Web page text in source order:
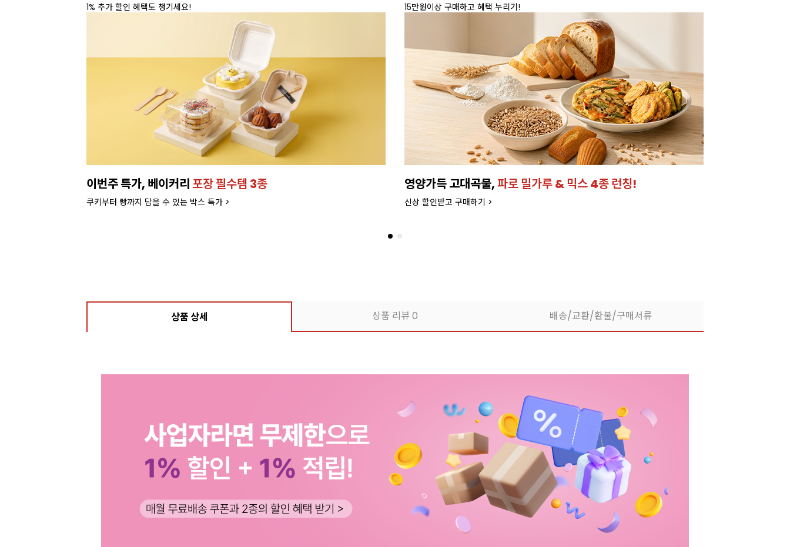
1% 추가 할인 혜택도 챙기세요! 15만원이상 구매하고 혜택 누리기!
이번주 특가, 베이커리포장 필수템 3종
쿠키부터 빵까지 담을 수 있는 박스 특가 >
영양가득 고대곡물,파로 밀가루 & 믹스 4종 런칭!
신상 할인받고 구매하기 >
상품 상세 상품 리뷰0 배송/교환/환불/구매서류